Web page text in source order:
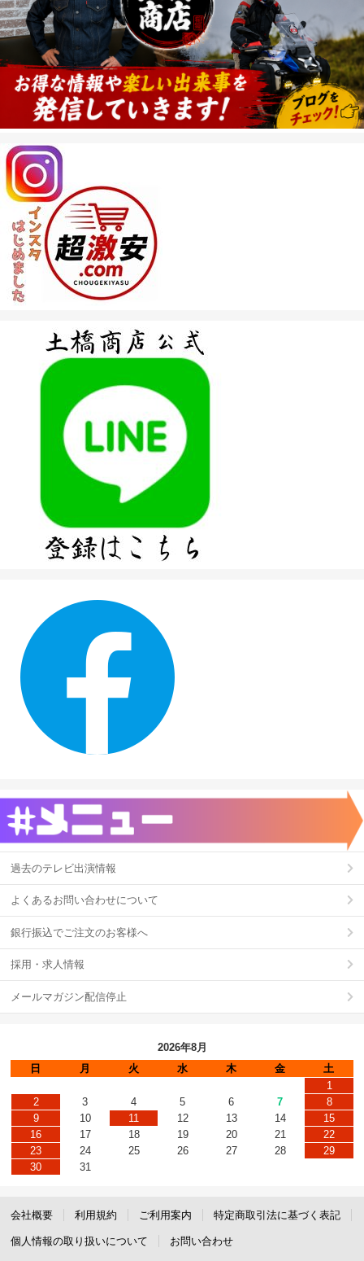
過去のテレビ出演情報
よくあるお問い合わせについて
銀行振込でご注文のお客様へ
採用・求人情報
メールマガジン配信停止
2026年8月
日
月 火 水 木 金
土
1
2
3 4 5 6 7
8
9
10 11 12 13 14
15
16
17 18 19 20 21
22
23
24 25 26 27 28
29
30
31
会社概要 利用規約 ご利用案内 特定商取引法に基づく表記
個人情報の取り扱いについて お問い合わせ